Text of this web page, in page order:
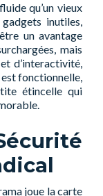
qu’un vieux
inutiles,
un avantage
mais
d’interactivité,
est fonctionnelle,
étincelle qui
joue la carte